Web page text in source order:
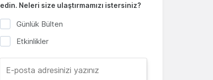
edin. Neleri size ulaştırmamızı istersiniz?
Günlük Bülten
Etkinlikler